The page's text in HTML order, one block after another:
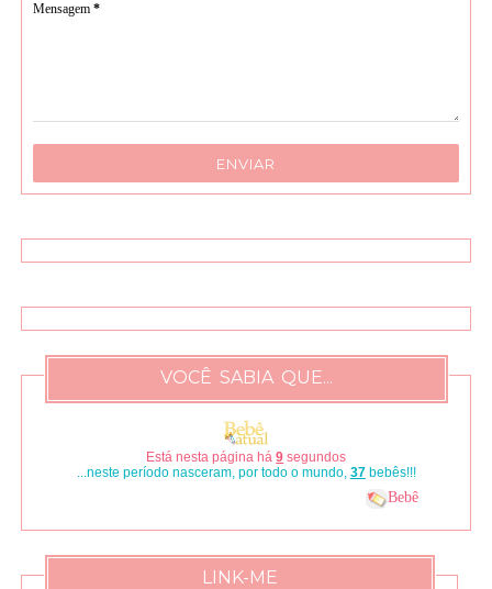
Mensagem*
VOCÊ SABIA QUE...
Está nesta página há 10segundos
...neste período nasceram, por todo o mundo, 42bebês!!!
Bebê
LINK-ME